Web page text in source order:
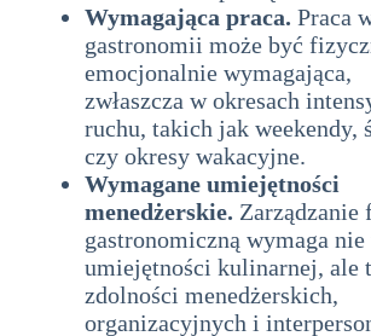
Wymagająca praca. Praca
gastronomii może być
emocjonalnie wymagająca,
zwłaszcza w okresach
ruchu, takich jak weekendy,
czy okresy wakacyjne.
Wymagane umiejętności
menedżerskie. Zarządzanie
gastronomiczną wymaga
umiejętności kulinarnej, ale
zdolności menedżerskich,
organizacyjnych i